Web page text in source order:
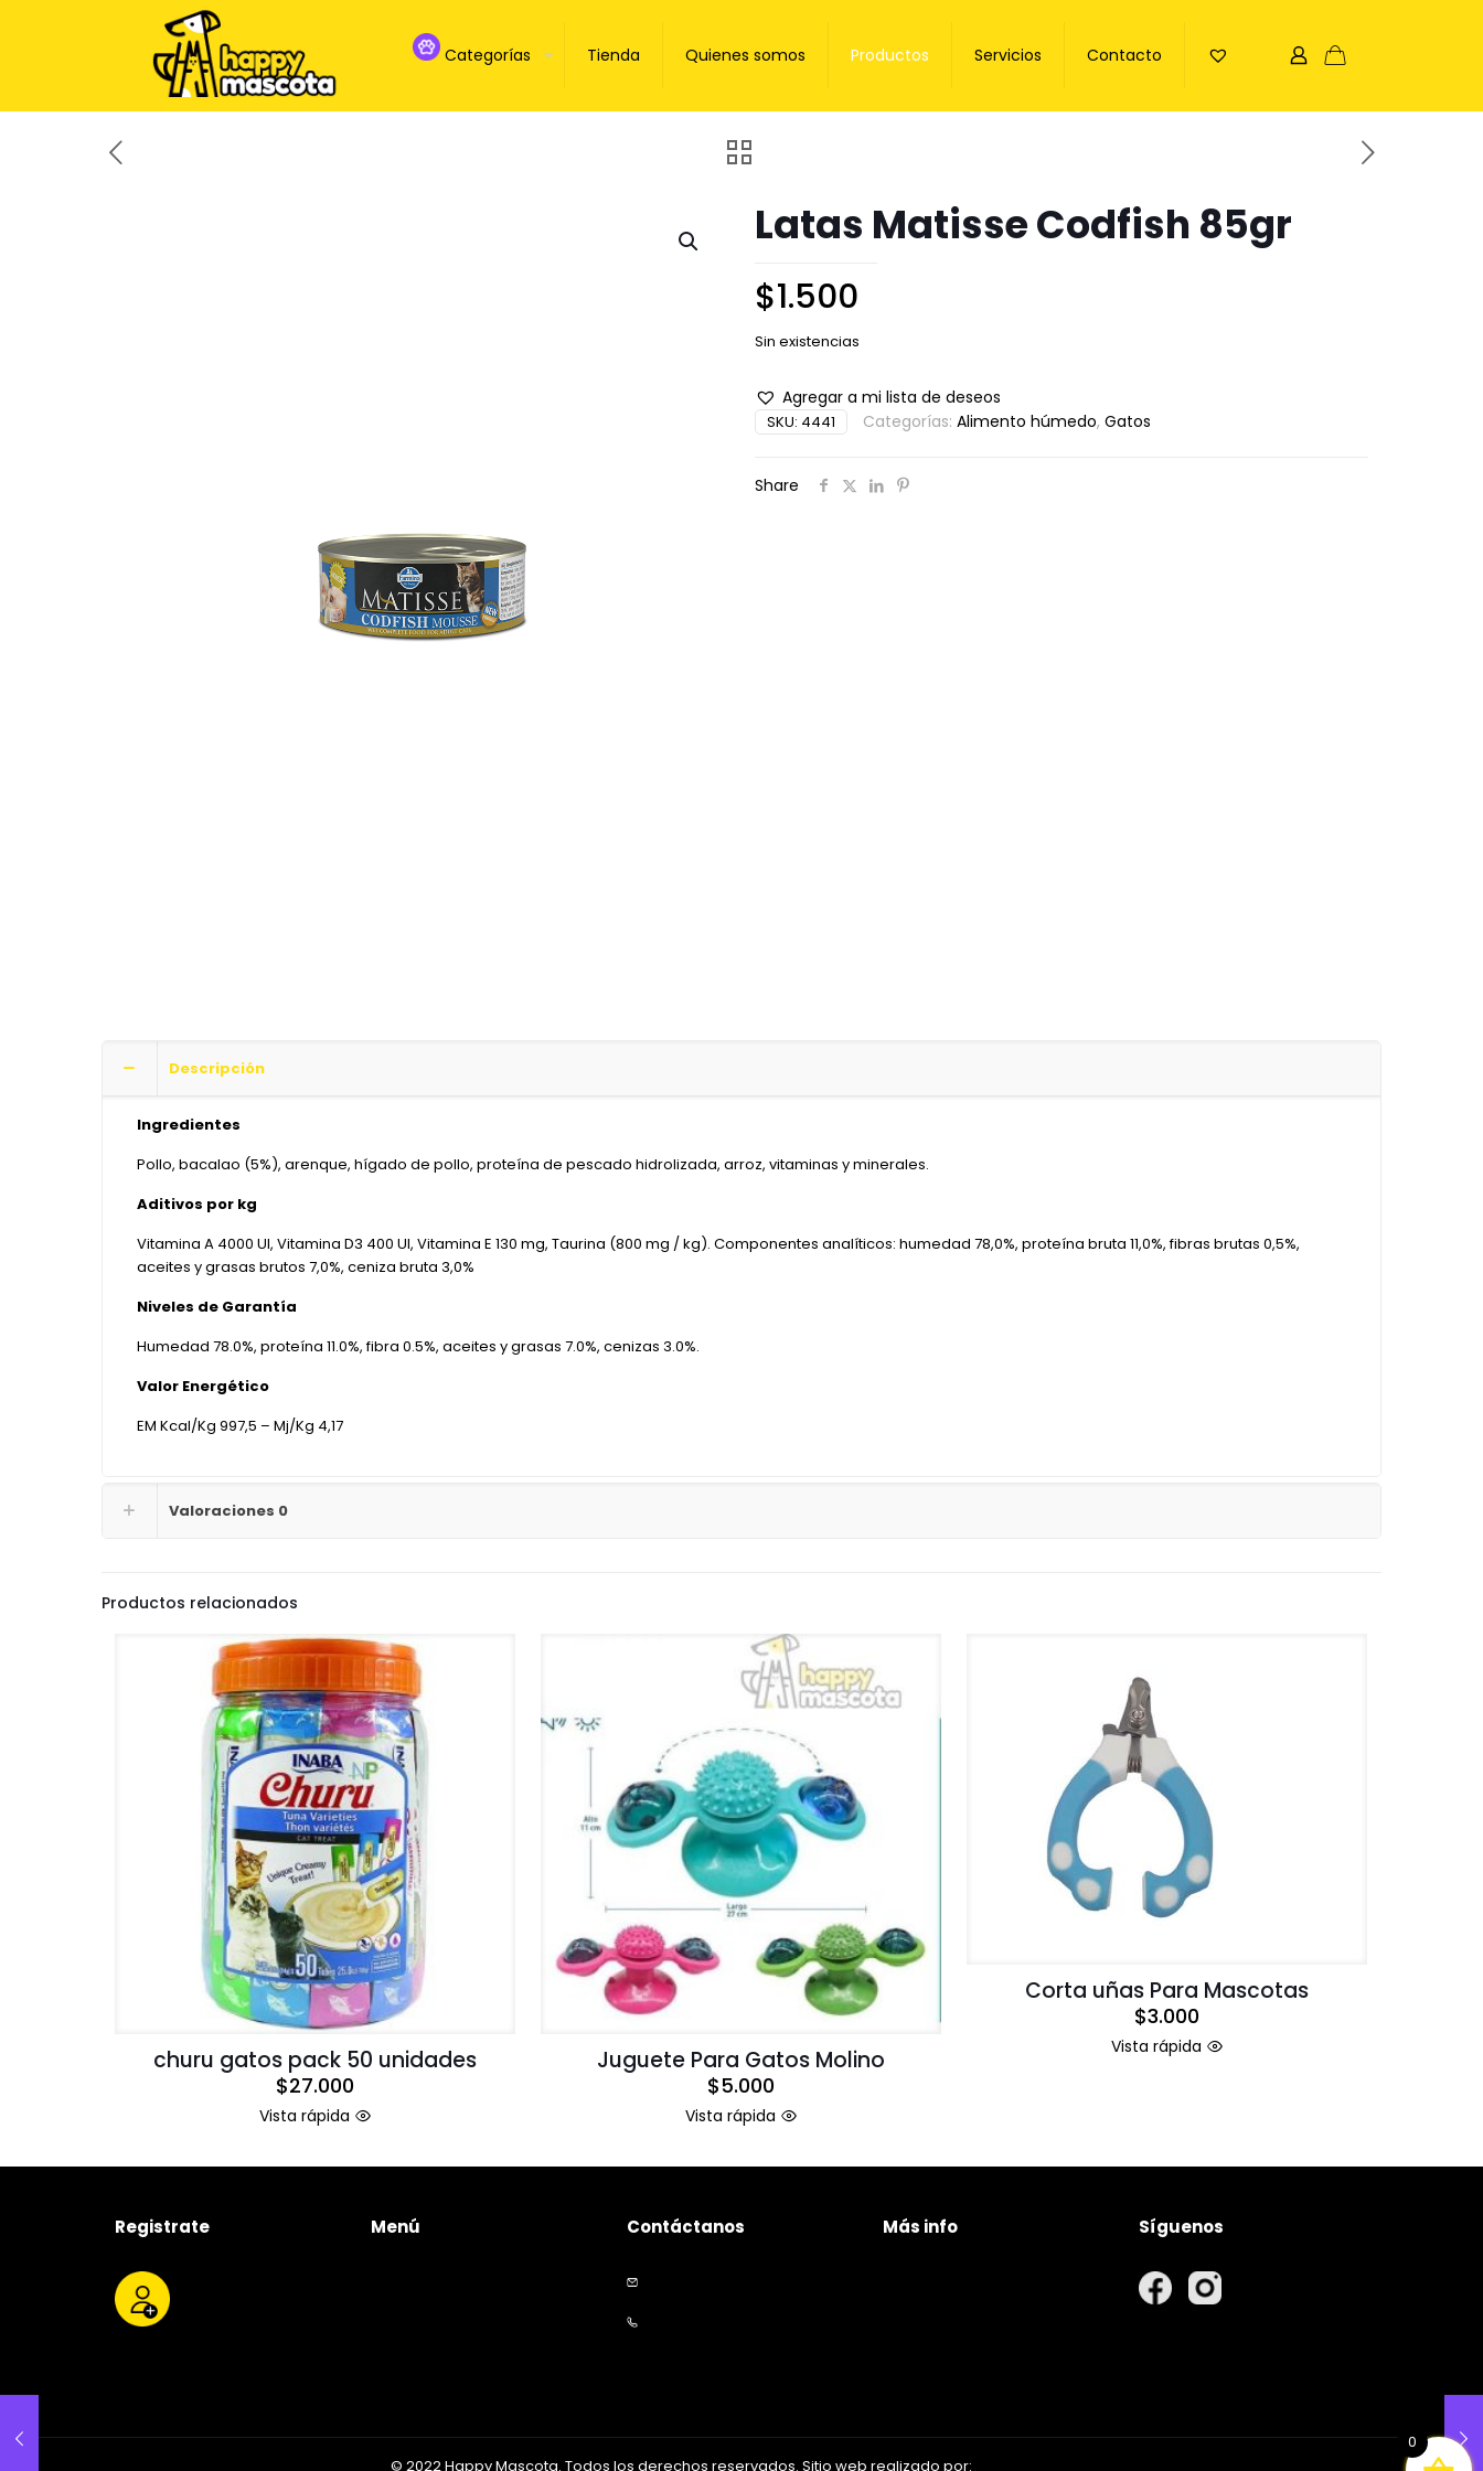
Categorías Tienda Quienes somos Productos Servicios Contacto
Latas Matisse Codfish 85gr
$1.500
Sin existencias
Agregar a mi lista de deseos
SKU: 4441 Categorías: Alimento húmedo, Gatos
Share
Descripción
Ingredientes
Pollo, bacalao (5%), arenque, hígado de pollo, proteína de pescado hidrolizada, arroz, vitaminas y minerales.
Aditivos por kg
Vitamina A 4000 UI, Vitamina D3 400 UI, Vitamina E 130 mg, Taurina (800 mg / kg). Componentes analíticos: humedad 78,0%, proteína bruta 11,0%, fibras brutas 0,5%,
aceites y grasas brutos 7,0%, ceniza bruta 3,0%
Niveles de Garantía
Humedad 78.0%, proteína 11.0%, fibra 0.5%, aceites y grasas 7.0%, cenizas 3.0%.
Valor Energético
EM Kcal/Kg 997,5 – Mj/Kg 4,17
Valoraciones 0
Productos relacionados
churu gatos pack 50 unidades
$27.000
Vista rápida
Juguete Para Gatos Molino
$5.000
Vista rápida
Corta uñas Para Mascotas
$3.000
Vista rápida
Registrate Menú Contáctanos Más info Síguenos
© 2022 Happy Mascota. Todos los derechos reservados. Sitio web realizado por:
0